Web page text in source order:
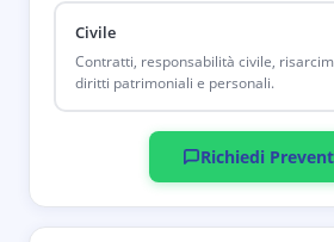
Civile
Contratti, responsabilità civile,
diritti patrimoniali e personali.
Richiedi